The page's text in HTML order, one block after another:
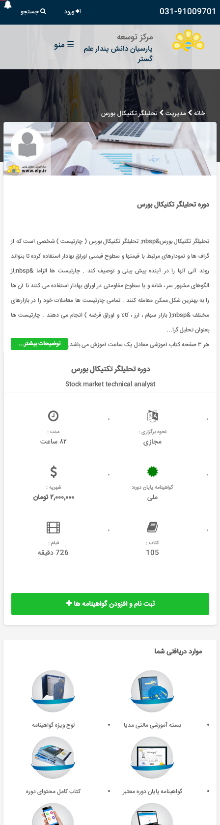
031-91009701 ورود جستجو
مرکز توسعه
پارسیان دانش پندار علم
گستر
☰ منو
خانه مدیریت تحلیلگر تکنیکال بورس
دوره تحلیلگر تکنیکال بورس
تحلیلگر تکنیکال بورس&nbsp; تحلیلگر تکنیکال بورس ( چارتیست ) شخصی است که از
گراف ها و نمودارهای مرتبط با قیمتها و سطوح قیمتی اوراق بهادار استفاده کرده تا بتواند
روند آتی آنها را در آینده پیش بینی و توصیف کند . چارتیست ها الزاما &nbsp;از
الگوهای مشهور سر ، شانه و یا سطوح مقاومتی در اوراق بهادار استفاده می کنند تا آن ها
را به بهترین شکل ممکن معامله کنند . تمامی چارتیست ها معاملات خود را در بازارهای
مختلف &nbsp;( بازار سهام ، ارز ، کالا و اوراق قرضه ) انجام می دهند . چارتیست ها
بعنوان تحلیل گرا...
توضیحات بیشتر...
هر ۳ صفحه کتاب آموزشی معادل یک ساعت آموزش می باشد.
دوره تحلیلگر تکنیکال بورس
Stock market technical analyst
نحوه برگزاری :
مجازی
مدت :
۸۲ ساعت
گواهینامه پایان دوره:
ملی
شهریه :
۲,۰۰۰,۰۰۰ تومان
کتاب :
105
فیلم :
726 دقیقه
ثبت نام و افزودن گواهینامه ها
موارد دریافتی شما
بسته آموزشی مالتی مدیا لوح ویژه گواهینامه
گواهینامه پایان دوره معتبر کتاب کامل محتوای دوره